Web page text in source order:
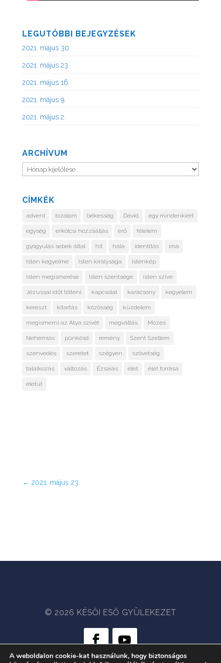
LEGUTÓBBI BEJEGYZÉSEK
2021. május 30.
2021. május 23.
2021. május 16.
2021. május 9.
2021. május 2.
ARCHÍVUM
Archívum
CÍMKÉK
advent bizalom békesség Dávid egy mindenkiért
egység erkölcsi hozzáállás erő félelem
gyógyulás sebek által hit hála identitás ima
Isten kegyelme Isten királysága istenkép
Isten megismerése Isten szentsége Isten szíve
Jézussal időt tölteni kapcsolat karácsony kegyelem
kereszt kitartás közösség küzdelem
megismerni az Atya szívét megváltás Mózes
Nehémiás pünkösd remény Szent Szellem
szenvedés szeretet szégyen szövetség
találkozás változás Ézsaiás élet élet forrása
életút
← 2021. május 23.
© 2026 KÉSŐI ESŐ GYÜLEKEZET
A weboldalon cookie-kat használunk, hogy biztonságos